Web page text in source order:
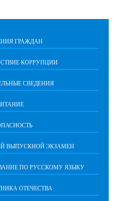
ГРАЖДАН
КОРРУПЦИИ
СВЕДЕНИЯ
ВЫПУСКНОЙ ЭКЗАМЕН
ПО РУССКОМУ ЯЗЫКУ
ОТЕЧЕСТВА